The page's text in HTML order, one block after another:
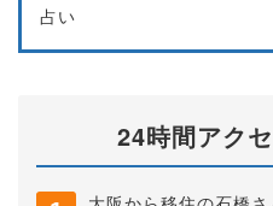
占い
24時間アク